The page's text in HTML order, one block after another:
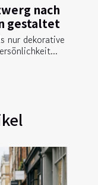
nach
gestaltet
nur dekorative